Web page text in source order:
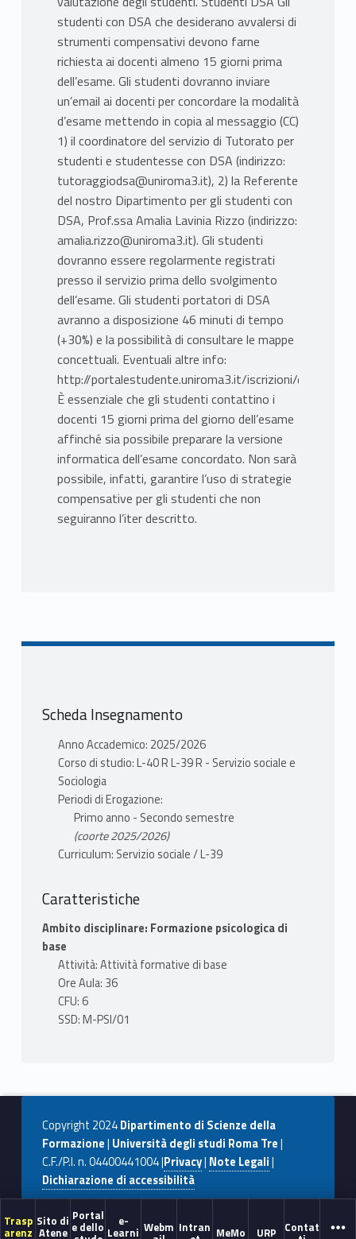
Trasp
arenz
Sito di
Atene
Portal
e dello e-
Learni Webm Intran MeMo URP Contat
studenti con DSA che desiderano avvalersi di
strumenti compensativi devono farne
richiesta ai docenti almeno 15 giorni prima
dell’esame. Gli studenti dovranno inviare
un’email ai docenti per concordare la modalità
d’esame mettendo in copia al messaggio (CC)
1) il coordinatore del servizio di Tutorato per
studenti e studentesse con DSA (indirizzo:
tutoraggiodsa@uniroma3.it), 2) la Referente
del nostro Dipartimento per gli studenti con
DSA, Prof.ssa Amalia Lavinia Rizzo (indirizzo:
amalia.rizzo@uniroma3.it). Gli studenti
dovranno essere regolarmente registrati
presso il servizio prima dello svolgimento
dell’esame. Gli studenti portatori di DSA
avranno a disposizione 46 minuti di tempo
(+30%) e la possibilità di consultare le mappe
concettuali. Eventuali altre info:
http://portalestudente.uniroma3.it/iscrizioni/dsa/
È essenziale che gli studenti contattino i
docenti 15 giorni prima del giorno dell’esame
affinché sia possibile preparare la versione
informatica dell’esame concordato. Non sarà
possibile, infatti, garantire l’uso di strategie
compensative per gli studenti che non
seguiranno l’iter descritto.
Scheda Insegnamento
Anno Accademico: 2025/2026
Corso di studio: L-40 R L-39 R - Servizio sociale e
Sociologia
Periodi di Erogazione:
Primo anno - Secondo semestre
(coorte 2025/2026)
Curriculum: Servizio sociale / L-39
Caratteristiche
Ambito disciplinare: Formazione psicologica di
base
Attività: Attività formative di base
Ore Aula: 36
CFU: 6
SSD: M-PSI/01
Copyright 2024Dipartimento di Scienze della
Formazione| Università degli studi Roma Tre|
C.F./P.I. n. 04400441004 |Privacy| Note Legali|
Dichiarazione di accessibilità